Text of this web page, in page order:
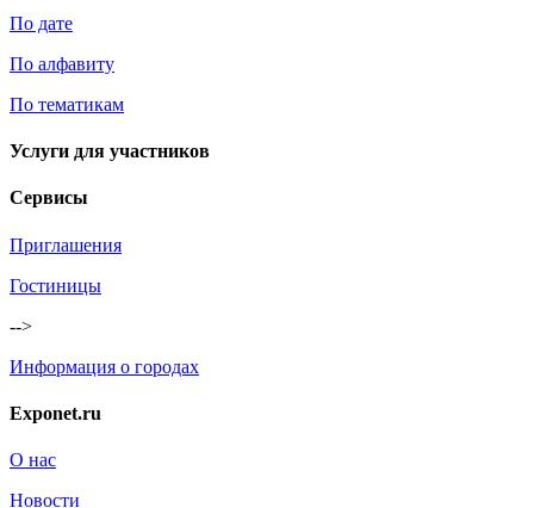
По дате
По алфавиту
По тематикам
Услуги для участников
Сервисы
Приглашения
Гостиницы
-->
Информация о городах
Exponet.ru
О нас
Новости